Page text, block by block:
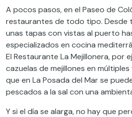
A pocos pasos, en el Paseo de
restaurantes de todo tipo. Desde
unas tapas con vistas al puerto
especializados en cocina
El Restaurante La Mejillonera, por
cazuelas de mejillones en
que en La Posada del Mar se
pescados a la sal con una
Y si el día se alarga, no hay que